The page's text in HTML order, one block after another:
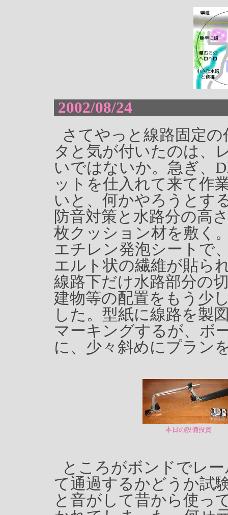
2002/08/24
さてやっと線路固定
タと気が付いたのは、
いではないか。急ぎ、
ットを仕入れて来て作
いと、何かやろうとす
防音対策と水路分の高
枚クッション材を敷く
エチレン発泡シートで
エルト状の繊維が貼ら
線路下だけ水路部分の
建物等の配置をもう少
した。型紙に線路を製
マーキングするが、ボ
に、少々斜めにプラン
本日の設備投資
ところがボンドでレ
て通過するかどうか試
と音がして昔から使っ